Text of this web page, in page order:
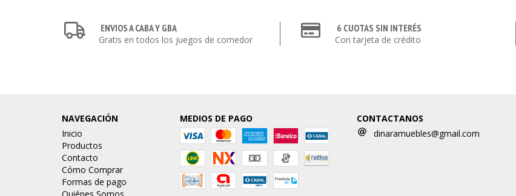
ENVIOS A CABA Y GBA
Gratis en todos los juegos de comedor
6 CUOTAS SIN INTERÉS
Con tarjeta de crédito
NAVEGACIÓN
Inicio
Productos
Contacto
Cómo Comprar
Formas de pago
MEDIOS DE PAGO
CONTACTANOS
dinaramuebles@gmail.com